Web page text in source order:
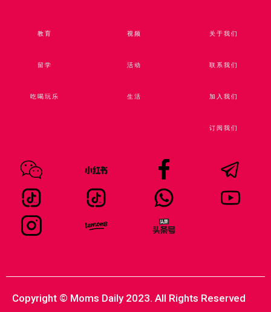
教育
留学
吃喝玩乐
视频​
活动
生活
关于我们
联系我们
加入我们
订阅我们
Copyright © Moms Daily 2023. All Rights Reserved